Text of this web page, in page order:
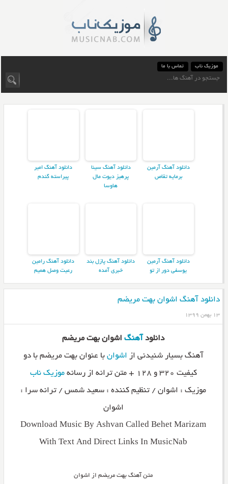
موزیک ناب تماس با ما
دانلود آهنگ آرمین
برمایه تقاص
دانلود آهنگ سینا
پرهیز دیوت مال
هاوسا
دانلود آهنگ امیر
پیراسته گندم
دانلود آهنگ آرمین
یوسفی دور از تو
دانلود آهنگ پازل بند
خبری آمده
دانلود آهنگ رامین
رعیت وصل همیم
دانلود آهنگ اشوان بهت مریضم
۱۳ بهمن ۱۳۹۹
دانلود آهنگاشوان بهت مریضم
آهنگ بسیار شنیدنی از اشوان با عنوان بهت مریضم با دو
کیفیت ۳۲۰ و ۱۲۸ + متن ترانه از رسانه
موزیک ناب
موزیک : اشوان / تنظیم کننده : سعید شمس / ترانه سرا :
اشوان
Download Music By Ashvan Called Behet Marizam
With Text And Direct Links In MusicNab
متن آهنگ بهت مریضم از اشوان